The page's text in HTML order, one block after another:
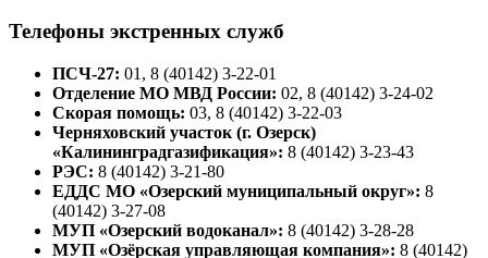
Телефоны экстренных служб
ПСЧ-27: 01, 8 (40142) 3-22-01
Отделение МО МВД России: 02, 8 (40142) 3-24-02
Скорая помощь: 03, 8 (40142) 3-22-03
Черняховский участок (г. Озерск)
«Калининградгазификация»: 8 (40142) 3-23-43
РЭС: 8 (40142) 3-21-80
ЕДДС МО «Озерский муниципальный округ»: 8
(40142) 3-27-08
МУП «Озерский водоканал»: 8 (40142) 3-28-28
МУП «Озёрская управляющая компания»: 8 (40142)